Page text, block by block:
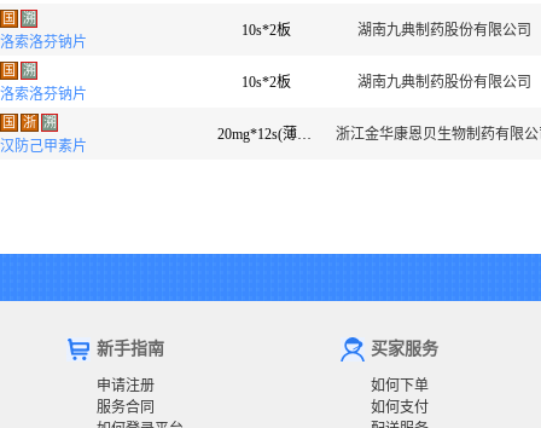
国 溯
洛索洛芬钠片
10s*2板 湖南九典制药股份有限公司
国 溯
洛索洛芬钠片
10s*2板 湖南九典制药股份有限公司
国 浙 溯
汉防己甲素片
20mg*12s(薄膜衣) 浙江金华康恩贝生物制药有限公
新手指南
申请注册
服务合同
买家服务
如何下单
如何支付